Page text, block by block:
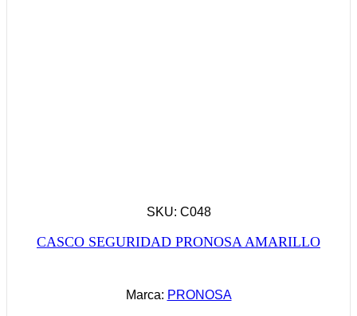
SKU: C048
CASCO SEGURIDAD PRONOSA AMARILLO
Marca: PRONOSA